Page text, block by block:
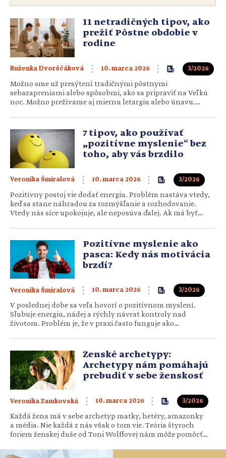
11 netradičných tipov, ako
prežiť Pôstne obdobie v
rodine
Ruženka Dvorščáková 10. marca 2026 3/2026
Možno sme už presýtení tradičnými pôstnymi
sebazapreniami alebo spôsobmi, ako sa pripraviť na Veľkú
noc. Možno prežívame aj miernu letargiu alebo únavu.
ktorých je ťažko nájsť vhodnú formu postenia sa. Prinášame
preto 11 netradičných tipov, ako prežiť Pôst v rodine inak
a zároveň stále…
7 tipov, ako používať
„pozitívne myslenie“ bez
toho, aby vás brzdilo
Veronika Šmiralová 10. marca 2026 3/2026
Pozitívny postoj vie dodať energiu. Problém nastáva vtedy,
keď sa stane náhradou za rozmýšľanie a rozhodovanie.
Vtedy nás síce upokojuje, ale neposúva ďalej. Ak má byť
premenený na konkrétne kroky. 1. Najskôr si urobte jasno v
tom, kde naozaj stojíte. Nemôžete si…Pozitívne myslenie ako
pasca: Kedy nás motivácia
brzdí?
Veronika Šmiralová 10. marca 2026 3/2026
V poslednej dobe sa veľa hovorí o pozitívnom myslení.
Sľubuje energiu, nádej a rýchly návrat kontroly nad
životom. Problém je, že v praxi často funguje ako
príčinu. Krátkodobo sa cítite lepšie, no dlhodobo
prešľapujete na mieste. Optimizmus sám o sebe nie je zlý.…
Ženské archetypy:
Archetypy nám pomáhajú
prebudiť v sebe ženskosť
Veronika Zamkovská 10. marca 2026 3/2026
Každá žena má v sebe archetyp matky, hetéry, amazonky
a média. Nie každá z nás však o tom vie. Teória štyroch
foriem ženskej duše od Toni Wolffovej nám môže pomôcť
rôzne napätia, ktoré v živote zažívame. Prežívanie našej